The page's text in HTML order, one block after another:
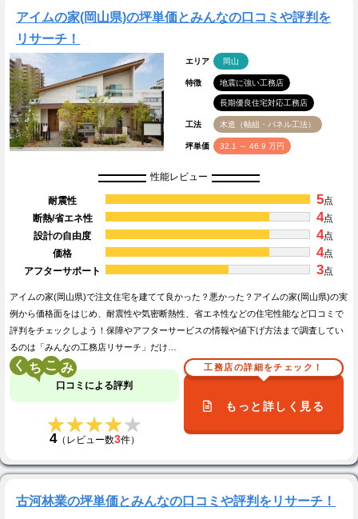
アイムの家(岡山県)の坪単価とみんなの口コミや評判を
リサーチ！
エリア 岡山
特徴 地震に強い工務店
長期優良住宅対応工務店
工法 木造（軸組・パネル工法）
坪単価 32.1 ～ 46.9 万円
性能レビュー
耐震性 5点
断熱/省エネ性
4点
設計の自由度
4点
価格
4点
アフターサポート
3点
アイムの家(岡山県)で注文住宅を建てて良かった？悪かった？アイムの家(岡山県)の実
例から価格面をはじめ、耐震性や気密断熱性、省エネ性などの住宅性能など口コミで
評判をチェックしよう！保障やアフターサービスの情報や値下げ方法まで調査してい
るのは「みんなの工務店リサーチ」だけ…
く こ
口コミによる評判
★★★★★
★★★★★
4（レビュー数3件）
工務店の詳細をチェック！
もっと詳しく見る
古河林業の坪単価とみんなの口コミや評判をリサーチ！